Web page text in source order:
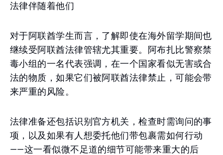
法律伴随着他们
对于阿联酋学生而言，了解即使在海外留学期间也
继续受阿联酋法律管辖尤其重要。阿布扎比警察禁
毒小组的一名代表强调，在一个国家看似无害或合
法的物质，如果它们被阿联酋法律禁止，可能会带
来严重的风险。
法律准备还包括识别官方机关，检查时需询问的事
项，以及如果有人想委托他们带包裹需如何行动
——这一看似微不足道的细节可能带来重大的后